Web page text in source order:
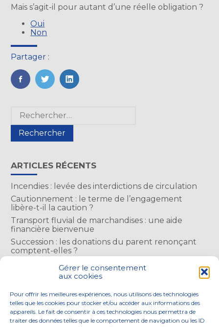
Gérer le consentement
aux cookies
Pour offrir les meilleures expériences, nous utilisons des technologies
telles que les cookies pour stocker et/ou accéder aux informations des
appareils. Le fait de consentir à ces technologies nous permettra de
traiter des données telles que le comportement de navigation ou les ID
Mais s’agit-il pour autant d’une réelle obligation ?
Oui
Non
Partager :
FaceBook
TwitterLinkedIn
Blog
sidebar
Rechercher :
ARTICLES RÉCENTS
Incendies : levée des interdictions de circulation
Cautionnement : le terme de l’engagement
libère-t-il la caution ?
Transport fluvial de marchandises : une aide
financière bienvenue
Succession : les donations du parent renonçant
comptent-elles ?
Encadrement des loyers : une année de plus
COMMENTAIRES RÉCENTS